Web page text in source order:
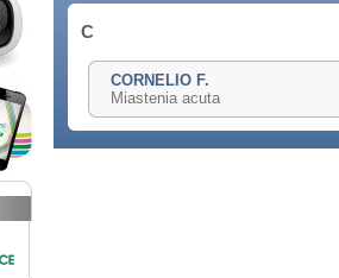
C
CORNELIO F.
Miastenia acuta